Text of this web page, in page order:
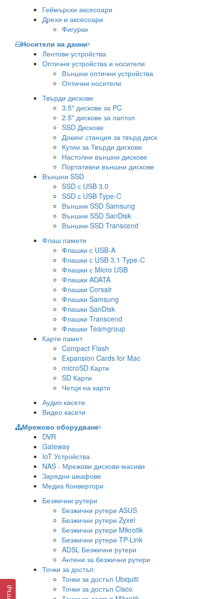
Геймърски аксесоари
Дрехи и аксесоари
Фигурки
Носители на данни
Лентови устройства
Оптични устройства и носители
Външни оптични устройства
Оптични носители
Твърди дискове
3.5" дискове за PC
2.5" дискове за лаптоп
SSD Дискове
Докинг станция за твърд диск
Кутии за Твърди дискове
Настолни външни дискове
Портативни външни дискове
Външни SSD
SSD с USB 3.0
SSD с USB Type-C
Външни SSD Samsung
Външни SSD SanDisk
Външни SSD Transcend
Флаш памети
Флашки с USB-A
Флашки с USB 3.1 Type-C
Флашки с Micro USB
Флашки ADATA
Флашки Corsair
Флашки Samsung
Флашки SanDisk
Флашки Transcend
Флашки Teamgroup
Карти памет
Compact Flash
Expansion Cards for Mac
microSD Карти
SD Карти
Четци на карти
Аудио касети
Видео касети
Мрежово оборудване
DVR
Gateway
IoT Устройства
NAS - Мрежови дискови масиви
Зарядни шкафове
Медиа Конвертори
Безжични рутери
Безжични рутери ASUS
Безжични рутери Zyxel
Безжични рутери Mikrotik
Безжични рутери TP-Link
ADSL Безжични рутери
Антени за безжични рутери
Точки за достъп
Точки за достъп Ubiquiti
Точки за достъп Cisco